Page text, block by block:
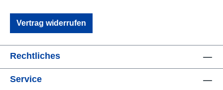
Vertrag widerrufen
Rechtliches
Service